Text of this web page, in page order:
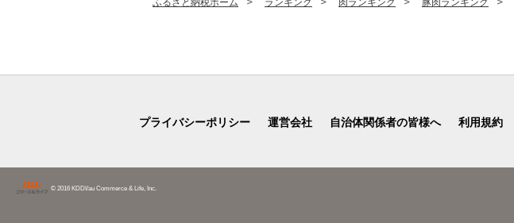
ふるさと納税ホーム ランキング 肉ランキング 豚肉ランキング
プライバシーポリシー 運営会社 自治体関係者の皆様へ 利用規約
© 2016 KDDI/au Commerce & Life, Inc.